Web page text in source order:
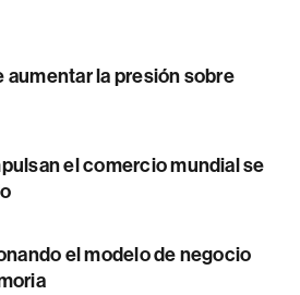
aumentar la presión sobre
el comercio mundial se
el modelo de negocio